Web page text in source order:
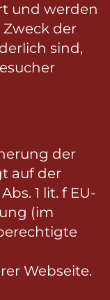
und werden
Zweck der
sind,
der
auf der
1 lit. f EU-
(im
Webseite.